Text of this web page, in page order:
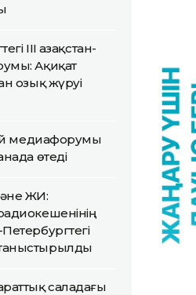
III Қазақстан-
Ақиқат
озық жүруі
медиафорумы
өтеді
ЖИ:
саладағы